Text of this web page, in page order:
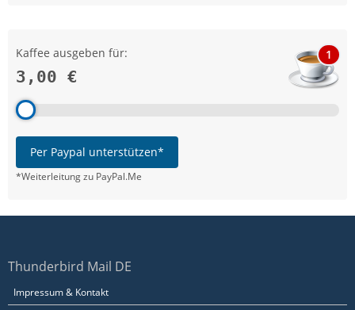
Kaffee ausgeben für:
3,00 €
1
Per Paypal unterstützen*
*Weiterleitung zu PayPal.Me
Thunderbird Mail DE
Impressum & Kontakt